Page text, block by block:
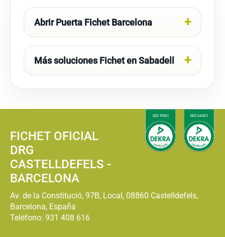
Abrir Puerta Fichet Barcelona
Más soluciones Fichet en Sabadell
FICHET OFICIAL
DRG
CASTELLDEFELS -
BARCELONA
Av. de la Constitució, 97B, Local, 08860 Castelldefels,
Barcelona, España
Teléfono: 931 408 616